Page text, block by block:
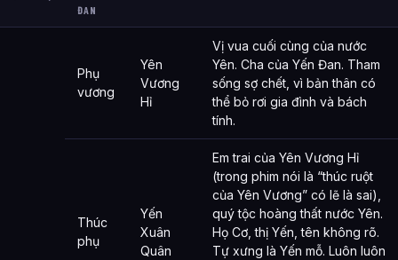
ĐAN
Phụ
vương
Yên
Vương
Hỉ
Vị vua cuối cùng của nước
Yên. Cha của Yến Đan. Tham
sống sợ chết, vì bản thân có
thể bỏ rơi gia đình và bách
tính.
Thúc
phụ
Yến
Xuân
Quân
Em trai của Yên Vương Hỉ
(trong phim nói là “thúc ruột
của Yên Vương” có lẽ là sai),
quý tộc hoàng thất nước Yên.
Họ Cơ, thị Yến, tên không rõ.
Tự xưng là Yến mỗ. Luôn luôn